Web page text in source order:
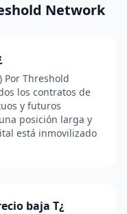
Network
Threshold
los contratos de
y futuros
posición larga y
está inmovilizado
baja T¿